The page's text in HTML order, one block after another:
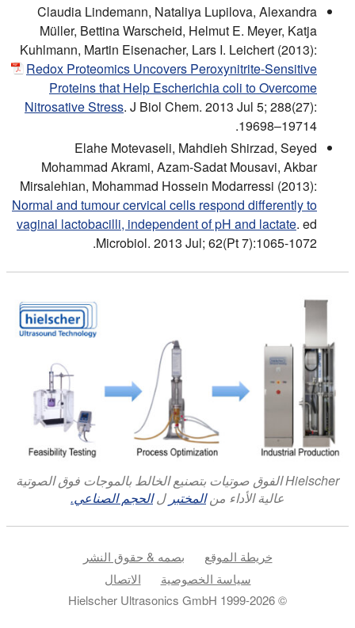
Claudia Lindemann, Nataliya Lupilova, Alexandra
Müller, Bettina Warscheid, Helmut E. Meyer, Katja
Kuhlmann, Martin Eisenacher, Lars I. Leichert (2013):
Redox Proteomics Uncovers Peroxynitrite-Sensitive
Proteins that Help Escherichia coli to Overcome
Nitrosative Stress. J Biol Chem. 2013 Jul 5; 288(27):
19698–19714.
Elahe Motevaseli, Mahdieh Shirzad, Seyed
Mohammad Akrami, Azam-Sadat Mousavi, Akbar
Mirsalehian, Mohammad Hossein Modarressi (2013):
Normal and tumour cervical cells respond differently to
vaginal lactobacilli, independent of pH and lactate. ed
Microbiol. 2013 Jul; 62(Pt 7):1065-1072.
Hielscher الفوق صوتيات بتصنيع الخالط بالموجات فوق الصوتية
عالية الأداء منالمختبر لالحجم الصناعي.
خريطة الموقع
بصمه & حقوق النشر
سياسة الخصوصية
الاتصال
© 1999-2026 Hielscher Ultrasonics GmbH